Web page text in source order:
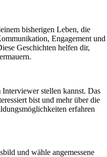
bisherigen Leben, die
Engagement und
Geschichten helfen dir,
stellen kannst. Das
bist und mehr über die
erfahren
und wähle angemessene